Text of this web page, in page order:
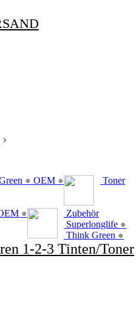
● OEM ● Toner
●
Zubehör
Superlonglife ●
Think Green ●
1-2-3 Tinten/Toner